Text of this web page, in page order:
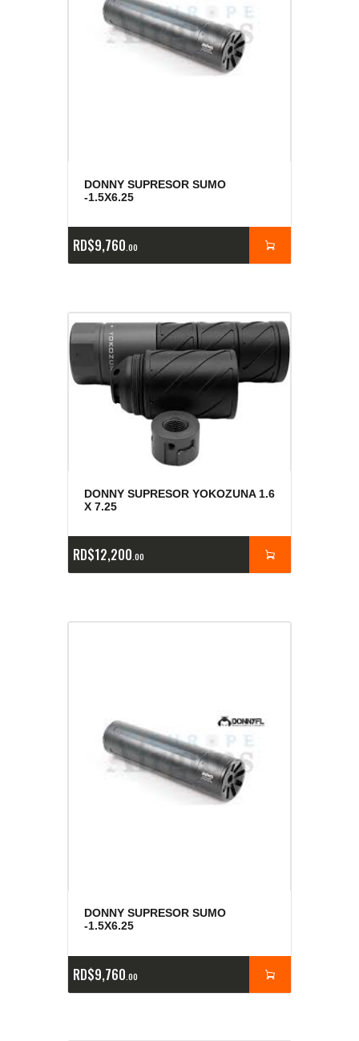
DONNY SUPRESOR SUMO
-1.5X6.25
RD$9,760 00
DONNY SUPRESOR YOKOZUNA 1.6
X 7.25
RD$12,200 00
DONNY SUPRESOR SUMO
-1.5X6.25
RD$9,760 00